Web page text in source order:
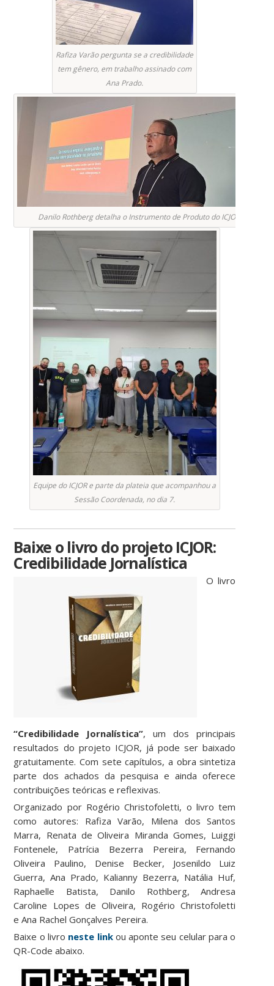
Rafiza Varão pergunta se a credibilidade
tem gênero, em trabalho assinado com
Ana Prado.
Danilo Rothberg detalha o Instrumento de Produto do ICJOR.
Equipe do ICJOR e parte da plateia que acompanhou a
Sessão Coordenada, no dia 7.
Baixe o livro do projeto ICJOR:
Credibilidade Jornalística
O livro
“Credibilidade Jornalística”, um dos principais
resultados do projeto ICJOR, já pode ser baixado
gratuitamente. Com sete capítulos, a obra sintetiza
parte dos achados da pesquisa e ainda oferece
contribuições teóricas e reflexivas.
Organizado por Rogério Christofoletti, o livro tem
como autores: Rafiza Varão, Milena dos Santos
Marra, Renata de Oliveira Miranda Gomes, Luiggi
Fontenele, Patrícia Bezerra Pereira, Fernando
Oliveira Paulino, Denise Becker, Josenildo Luiz
Guerra, Ana Prado, Kalianny Bezerra, Natália Huf,
Raphaelle Batista, Danilo Rothberg, Andresa
Caroline Lopes de Oliveira, Rogério Christofoletti
e Ana Rachel Gonçalves Pereira.
Baixe o livro neste linkou aponte seu celular para o
QR-Code abaixo.